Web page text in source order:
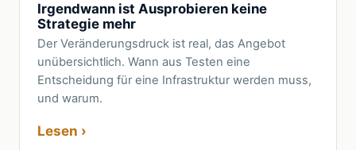
Irgendwann ist Ausprobieren keine
Strategie mehr
Der Veränderungsdruck ist real, das Angebot
unübersichtlich. Wann aus Testen eine
Entscheidung für eine Infrastruktur werden muss,
und warum.
Lesen ›